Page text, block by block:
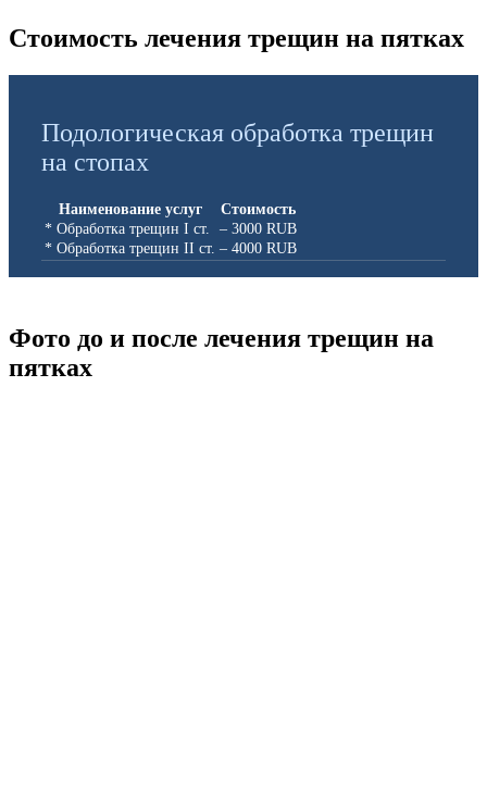
Стоимость лечения трещин на пятках
Подологическая обработка трещин
на стопах
Наименование услуг
Стоимость
* Обработка трещин I ст.
– 3000 RUB
* Обработка трещин II ст. – 4000 RUB
Фото до и после лечения трещин на
пятках